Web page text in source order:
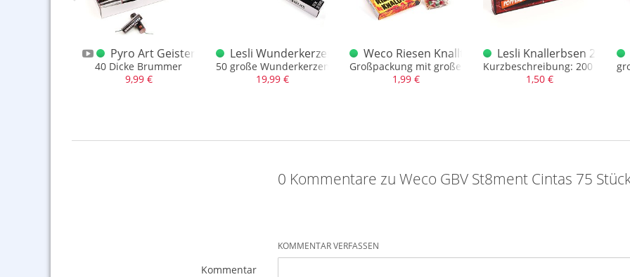
F1
aus Holland kommt
Knallerbsen Box 50 StückPyro Art Geistertanz 40 Stück
40 Dicke Brummer
9,99 €
Lesli Wunderkerzen XXL 70 cm 50 Stück Box
50 große Wunderkerzen in einer Box
19,99 €
Weco Riesen Knallteufel Groß 2 x 20 Stück
Großpackung mit großen Knallerbsen, 40 Stück
1,99 €
Lesli Knallerbsen 200
Kurzbeschreibung: 200 Stück
1,50 €
0 Kommentare zu Weco GBV St8ment Cintas 75
KOMMENTAR VERFASSEN
Kommentar